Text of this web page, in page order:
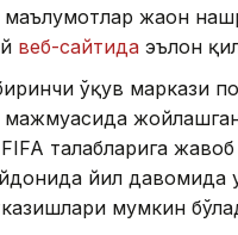
жаҳон
веб-сайтида эълон
ўқув маркази
талабларига
йил давомида
мумкин